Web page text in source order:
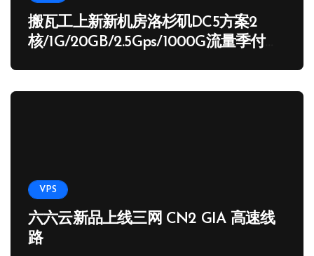
搬瓦工上新新机房洛杉矶DC5方案2
核/1G/20GB/2.5Gps/1000G流量季付
VPS
六六云新品上线三网 CN2 GIA 高速线
路